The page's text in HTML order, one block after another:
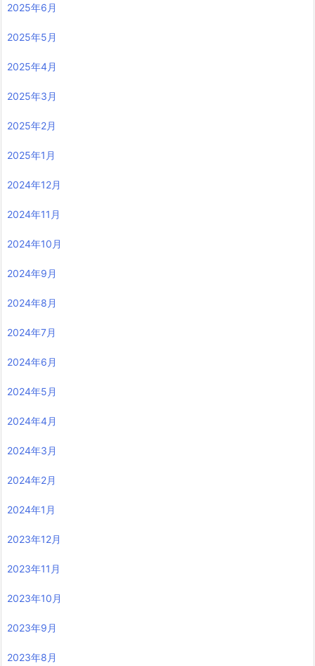
2025年6月
2025年5月
2025年4月
2025年3月
2025年2月
2025年1月
2024年12月
2024年11月
2024年10月
2024年9月
2024年8月
2024年7月
2024年6月
2024年5月
2024年4月
2024年3月
2024年2月
2024年1月
2023年12月
2023年11月
2023年10月
2023年9月
2023年8月